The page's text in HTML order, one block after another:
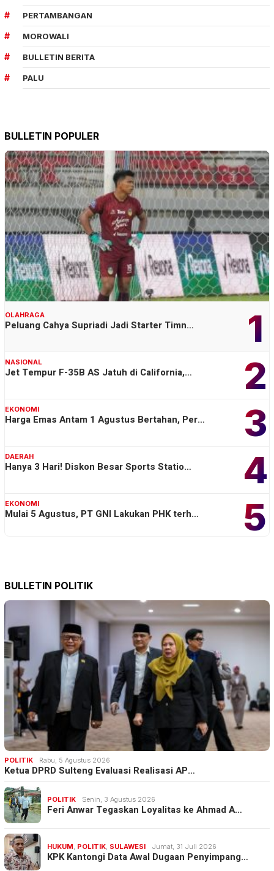
PERTAMBANGAN
MOROWALI
BULLETIN BERITA
PALU
BULLETIN POPULER
1
OLAHRAGA
Peluang Cahya Supriadi Jadi Starter Timn…
2
NASIONAL
Jet Tempur F-35B AS Jatuh di California,…
3
EKONOMI
Harga Emas Antam 1 Agustus Bertahan, Per…
4
DAERAH
Hanya 3 Hari! Diskon Besar Sports Statio…
5
EKONOMI
Mulai 5 Agustus, PT GNI Lakukan PHK terh…
BULLETIN POLITIK
POLITIK Rabu, 5 Agustus 2026
Ketua DPRD Sulteng Evaluasi Realisasi AP…
POLITIK Senin, 3 Agustus 2026
Feri Anwar Tegaskan Loyalitas ke Ahmad A…
HUKUM POLITIK SULAWESI Jumat, 31 Juli 2026
KPK Kantongi Data Awal Dugaan Penyimpang…